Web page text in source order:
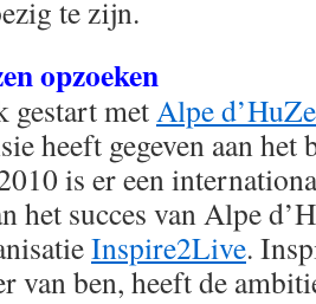
te zijn.
opzoeken
gestart metAlpe
heeft gegeven aan het
is er een
het succes van Alpe
Inspire2Live.
van ben, heeft de